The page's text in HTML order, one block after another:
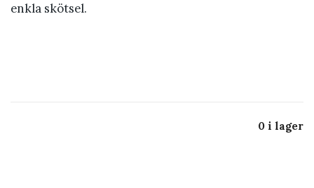
enkla skötsel.
0 i lager